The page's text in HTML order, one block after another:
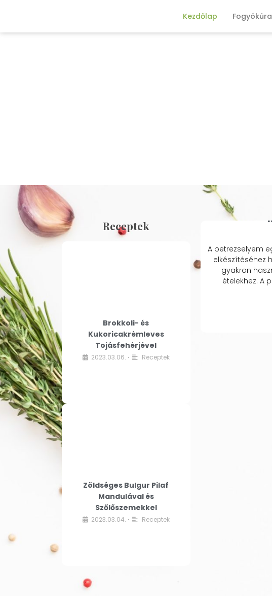
Kezdőlap Fogyókúra
Receptek
Brokkoli- és
Kukoricakrémleves
Tojásfehérjével
2023.03.06. • Receptek
Zöldséges Bulgur Pilaf
Mandulával és
Szőlőszemekkel
2023.03.04. • Receptek
A petrezselyem
elkészítéséhez
gyakran
ételekhez. A